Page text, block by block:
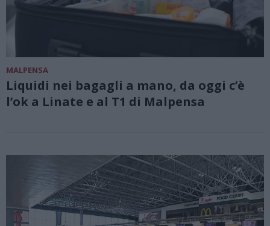
MALPENSA
Liquidi nei bagagli a mano, da oggi c’è
l’ok a Linate e al T1 di Malpensa